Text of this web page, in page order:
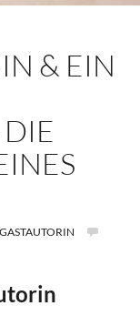
& EIN